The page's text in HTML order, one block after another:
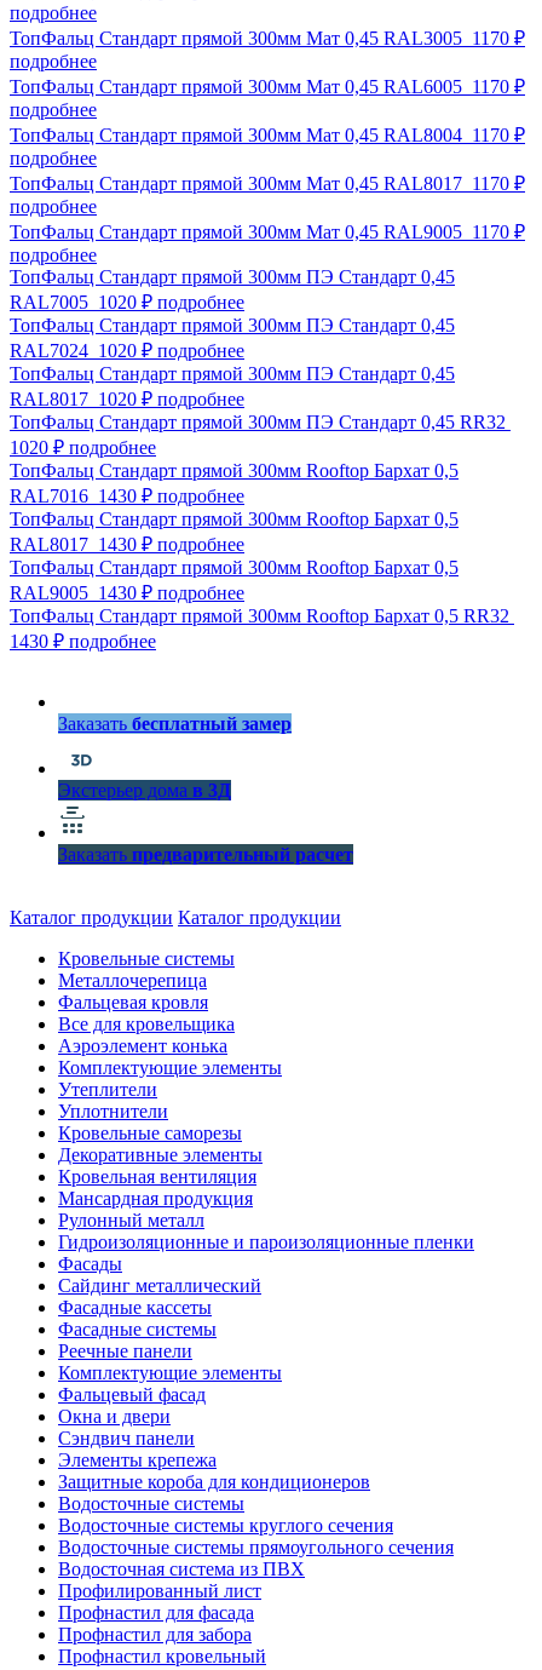
подробнее
ТопФальц Стандарт прямой 300мм Мат 0,45 RAL3005 1170 ₽
подробнее
ТопФальц Стандарт прямой 300мм Мат 0,45 RAL6005 1170 ₽
подробнее
ТопФальц Стандарт прямой 300мм Мат 0,45 RAL8004 1170 ₽
подробнее
ТопФальц Стандарт прямой 300мм Мат 0,45 RAL8017 1170 ₽
подробнее
ТопФальц Стандарт прямой 300мм Мат 0,45 RAL9005 1170 ₽
подробнее
ТопФальц Стандарт прямой 300мм ПЭ Стандарт 0,45
RAL7005 1020 ₽ подробнее
ТопФальц Стандарт прямой 300мм ПЭ Стандарт 0,45
RAL7024 1020 ₽ подробнее
ТопФальц Стандарт прямой 300мм ПЭ Стандарт 0,45
RAL8017 1020 ₽ подробнее
ТопФальц Стандарт прямой 300мм ПЭ Стандарт 0,45 RR32
1020 ₽ подробнее
ТопФальц Стандарт прямой 300мм Rooftop Бархат 0,5
RAL7016 1430 ₽ подробнее
ТопФальц Стандарт прямой 300мм Rooftop Бархат 0,5
RAL8017 1430 ₽ подробнее
ТопФальц Стандарт прямой 300мм Rooftop Бархат 0,5
RAL9005 1430 ₽ подробнее
ТопФальц Стандарт прямой 300мм Rooftop Бархат 0,5 RR32
1430 ₽ подробнее
Заказать бесплатный замер
Экстерьер дома в 3Д
Заказать предварительный расчет
Каталог продукции Каталог продукции
Кровельные системы
Металлочерепица
Фальцевая кровля
Все для кровельщика
Аэроэлемент конька
Комплектующие элементы
Утеплители
Уплотнители
Кровельные саморезы
Декоративные элементы
Кровельная вентиляция
Мансардная продукция
Рулонный металл
Гидроизоляционные и пароизоляционные пленки
Фасады
Сайдинг металлический
Фасадные кассеты
Фасадные системы
Реечные панели
Комплектующие элементы
Фальцевый фасад
Окна и двери
Сэндвич панели
Элементы крепежа
Защитные короба для кондиционеров
Водосточные системы
Водосточные системы круглого сечения
Водосточные системы прямоугольного сечения
Водосточная система из ПВХ
Профилированный лист
Профнастил для фасада
Профнастил для забора
Профнастил кровельный